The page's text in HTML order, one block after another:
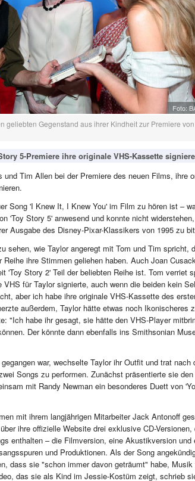
Foto:
geliebten Gegenstand aus ihrer Kindheit zur Premiere
5-Premiere ihre originale VHS-Kassette
Tim Allen bei der Premiere des neuen Films, ihre
Song 'I Knew It, I Knew You' im Film zu hören ist –
'Toy Story 5' anwesend und konnte nicht
Ausgabe des Disney-Pixar-Klassikers von 1995 zu
sehen, wie Taylor angeregt mit Tom und Tim spricht,
ihre Stimmen geliehen haben. Auch Joan
'Toy Story 2' Teil der beliebten Reihe ist. Tom verriet
VHS für Taylor signierte, auch wenn die beiden kein
aber ich habe ihre originale VHS-Kassette des
außerdem, Taylor hätte etwas noch Ikonischeres
"Ich habe ihr gesagt, sie hätte den VHS-Player
Der könnte dann ebenfalls ins Smithsonian
war, wechselte Taylor ihr Outfit und trat nach
Songs zu performen. Zunächst präsentierte sie
mit Randy Newman ein besonderes Duett von
mit ihrem langjährigen Mitarbeiter Jack Antonoff
ihre offizielle Website drei exklusive CD-Versionen,
enthalten – die Filmversion, eine Akustikversion und
und Produktionen. Als der Song
dass sie "schon immer davon geträumt" habe, Musik
das sie als Kind im Jessie-Kostüm zeigt, schrieb